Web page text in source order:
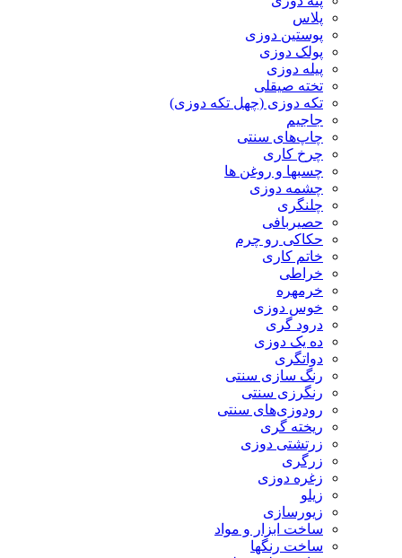
پلاس
پوستین دوزی
پولک دوزی
پیله دوزی
تخته صیقلی
تکه دوزی (چهل تکه دوزی)
جاجیم
چاپ‌های سنتی
چرخ کاری
چسبها و روغن ها
چشمه دوزی
چلنگری
حصیربافی
حکاکی رو چرم
خاتم کاری
خراطی
خرمهره
خوس دوزی
درود گری
ده یک دوزی
دواتگری
رنگ سازی سنتی
رنگرزی سنتی
رودوزی‌های سنتی
ریخته گری
زرتشتی دوزی
زرگری
زغره دوزی
زیلو
زیورسازی
ساخت ابزار و مواد
ساخت رنگها